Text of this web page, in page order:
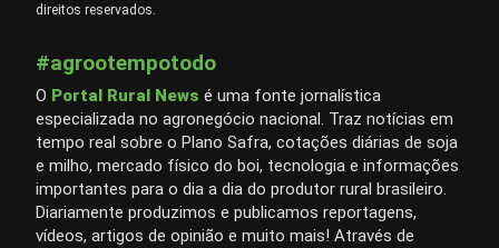
direitos reservados.
#agrootempotodo
O Portal Rural News é uma fonte jornalística
especializada no agronegócio nacional. Traz notícias em
tempo real sobre o Plano Safra, cotações diárias de soja
e milho, mercado físico do boi, tecnologia e informações
importantes para o dia a dia do produtor rural brasileiro.
Diariamente produzimos e publicamos reportagens,
vídeos, artigos de opinião e muito mais! Através de